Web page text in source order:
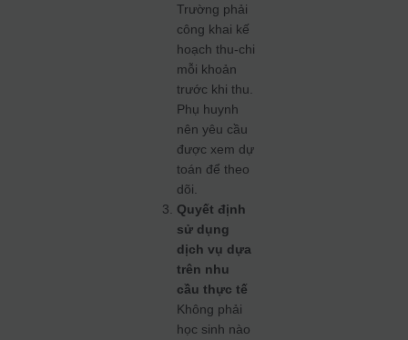
Trường phải
công khai kế
hoạch thu‑chi
mỗi khoản
trước khi thu.
Phụ huynh
nên yêu cầu
được xem dự
toán để theo
dõi.
Quyết định
sử dụng
dịch vụ dựa
trên nhu
cầu thực tế
Không phải
học sinh nào